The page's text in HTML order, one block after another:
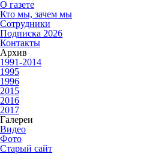
О газете
Кто мы, зачем мы
Сотрудники
Подписка 2026
Контакты
Архив
1991-2014
1995
1996
2015
2016
2017
Галереи
Видео
Фото
Старый сайт